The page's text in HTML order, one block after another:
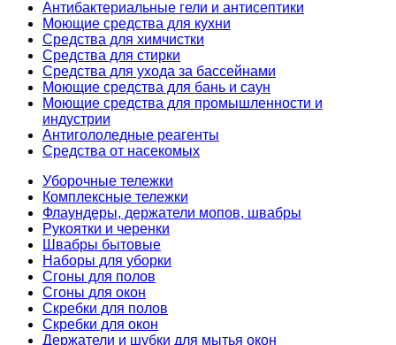
Антибактериальные гели и антисептики
Моющие средства для кухни
Средства для химчистки
Средства для стирки
Средства для ухода за бассейнами
Моющие средства для бань и саун
Моющие средства для промышленности и
индустрии
Антигололедные реагенты
Средства от насекомых
Уборочные тележки
Комплексные тележки
Флаундеры, держатели мопов, швабры
Рукоятки и черенки
Швабры бытовые
Наборы для уборки
Сгоны для полов
Сгоны для окон
Скребки для полов
Скребки для окон
Держатели и шубки для мытья окон